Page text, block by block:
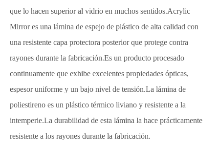
que lo hacen superior al vidrio en muchos sentidos.Acrylic
Mirror es una lámina de espejo de plástico de alta calidad con
una resistente capa protectora posterior que protege contra
rayones durante la fabricación.Es un producto procesado
continuamente que exhibe excelentes propiedades ópticas,
espesor uniforme y un bajo nivel de tensión.La lámina de
poliestireno es un plástico térmico liviano y resistente a la
intemperie.La durabilidad de esta lámina la hace prácticamente
resistente a los rayones durante la fabricación.